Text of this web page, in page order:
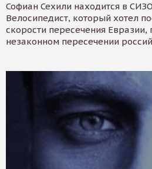
Софиан Сехили находится в
Велосипедист, который хотел
скорости пересечения Евразии,
незаконном пересечении